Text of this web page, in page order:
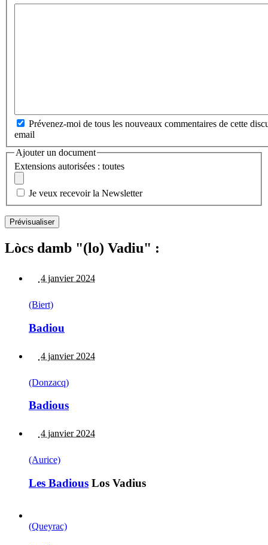
Prévenez-moi de tous les nouveaux commentaires de cette
email
Ajouter un document
Extensions autorisées : toutes
Je veux recevoir la Newsletter
Lòcs damb "(lo) Vadiu" :
4 janvier 2024
(Biert)
Badiou
4 janvier 2024
(Donzacq)
Badious
4 janvier 2024
(Aurice)
Les Badious Los Vadius
(Queyrac)